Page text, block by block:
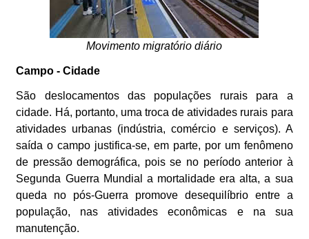
Movimento migratório diário
Campo - Cidade
São deslocamentos das populações rurais para a
cidade. Há, portanto, uma troca de atividades rurais para
atividades urbanas (indústria, comércio e serviços). A
saída o campo justifica-se, em parte, por um fenômeno
de pressão demográfica, pois se no período anterior à
Segunda Guerra Mundial a mortalidade era alta, a sua
queda no pós-Guerra promove desequilíbrio entre a
população, nas atividades econômicas e na sua
manutenção.